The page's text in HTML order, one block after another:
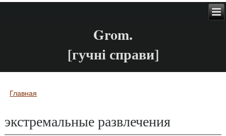
Grom.
[гучні справи]
Вы здесь
Главная
экстремальные развлечения